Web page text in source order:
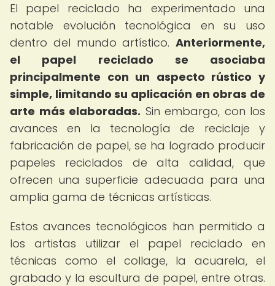
El papel reciclado ha experimentado una
notable evolución tecnológica en su uso
dentro del mundo artístico. Anteriormente,
el papel reciclado se asociaba
principalmente con un aspecto rústico y
simple, limitando su aplicación en obras de
arte más elaboradas. Sin embargo, con los
avances en la tecnología de reciclaje y
fabricación de papel, se ha logrado producir
papeles reciclados de alta calidad, que
ofrecen una superficie adecuada para una
amplia gama de técnicas artísticas.
Estos avances tecnológicos han permitido a
los artistas utilizar el papel reciclado en
técnicas como el collage, la acuarela, el
grabado y la escultura de papel, entre otras.